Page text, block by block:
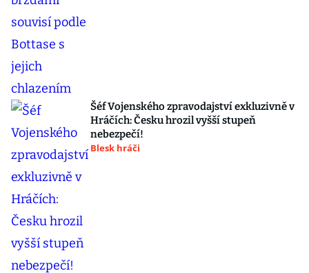
Šéf Vojenského zpravodajství exkluzivně v
Hráčích: Česku hrozil vyšší stupeň
nebezpečí!
Blesk hráči